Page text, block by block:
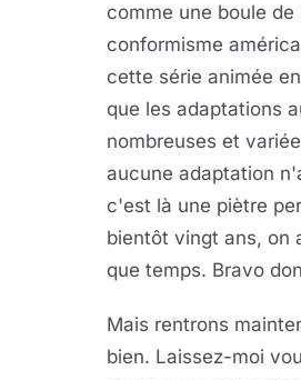
comme une boule
conformisme
cette série animée
que les adaptations
nombreuses et
aucune adaptation
c'est là une piètre
bientôt vingt ans, on
que temps. Bravo
Mais rentrons
bien. Laissez-moi